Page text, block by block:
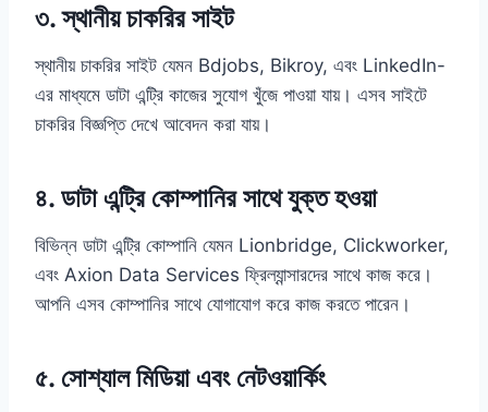
৩. স্থানীয় চাকরির সাইট
স্থানীয় চাকরির সাইট যেমন Bdjobs, Bikroy, এবং LinkedIn-
এর মাধ্যমে ডাটা এন্ট্রি কাজের সুযোগ খুঁজে পাওয়া যায়। এসব সাইটে
চাকরির বিজ্ঞপ্তি দেখে আবেদন করা যায়।
৪. ডাটা এন্ট্রি কোম্পানির সাথে যুক্ত হওয়া
বিভিন্ন ডাটা এন্ট্রি কোম্পানি যেমন Lionbridge, Clickworker,
এবং Axion Data Services ফ্রিল্যান্সারদের সাথে কাজ করে।
আপনি এসব কোম্পানির সাথে যোগাযোগ করে কাজ করতে পারেন।
৫. সোশ্যাল মিডিয়া এবং নেটওয়ার্কিং